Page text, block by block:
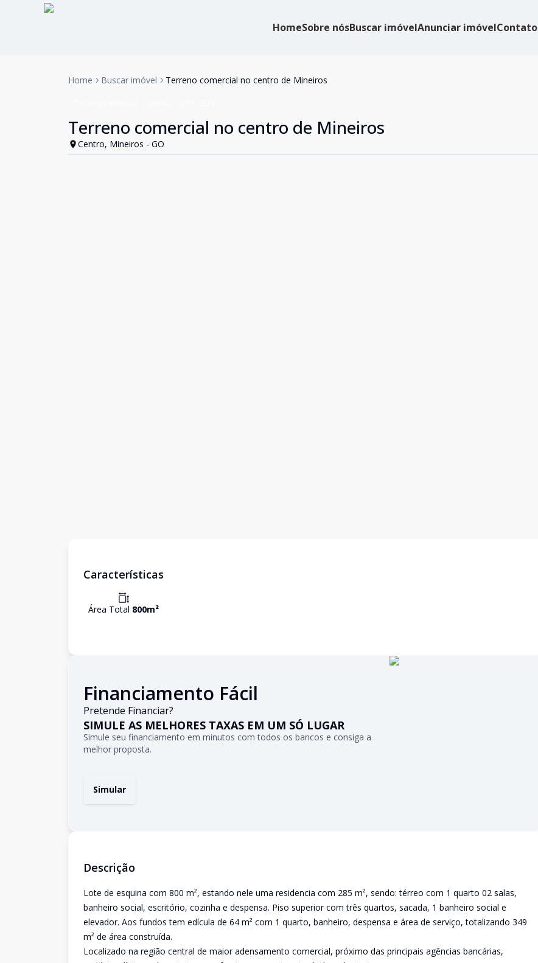
HomeSobre nósBuscar imóvelAnunciar imóvelContato
Home Buscar imóvel Terreno comercial no centro de Mineiros
Terreno comercial no centro de Mineiros
Centro, Mineiros - GO
Características
Área Total 800m²
Financiamento Fácil
Pretende Financiar?
SIMULE AS MELHORES TAXAS EM UM SÓ LUGAR
Simule seu financiamento em minutos com todos os bancos e consiga a
melhor proposta.
Simular
Descrição
Lote de esquina com 800 m², estando nele uma residencia com 285 m², sendo: térreo com 1 quarto 02 salas,
banheiro social, escritório, cozinha e despensa. Piso superior com três quartos, sacada, 1 banheiro social e
elevador. Aos fundos tem edícula de 64 m² com 1 quarto, banheiro, despensa e área de serviço, totalizando 349
m² de área construída.
Localizado na região central de maior adensamento comercial, próximo das principais agências bancárias,